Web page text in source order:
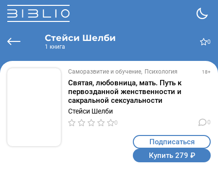
Стейси Шелби
1 книга
0
Саморазвитие и обучение Психология 18+
Святая, любовница, мать. Путь к
первозданной женственности и
сакральной сексуальности
Стейси Шелби
0 0
Подписаться
Купить 279 ₽